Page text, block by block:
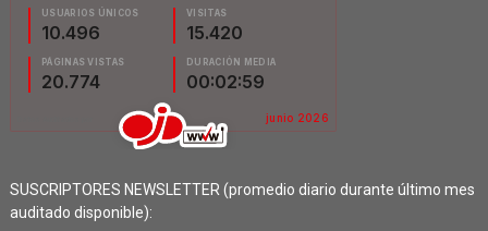
SUSCRIPTORES NEWSLETTER (promedio diario durante último mes
auditado disponible):